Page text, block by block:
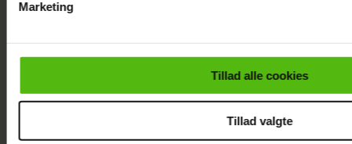
cookiepolitik.
Marketing
Tillad alle cookies
Tillad valgte